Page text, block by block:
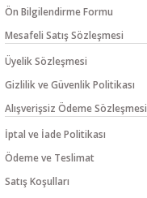
Ön Bilgilendirme Formu
Mesafeli Satış Sözleşmesi
Üyelik Sözleşmesi
Gizlilik ve Güvenlik Politikası
Alışverişsiz Ödeme Sözleşmesi
İptal ve İade Politikası
Ödeme ve Teslimat
Satış Koşulları